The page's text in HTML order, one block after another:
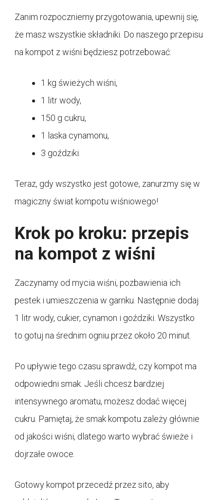
Zanim rozpoczniemy przygotowania, upewnij się,
że masz wszystkie składniki. Do naszego przepisu
na kompot z wiśni będziesz potrzebować:
1 kg świeżych wiśni,
1 litr wody,
150 g cukru,
1 laska cynamonu,
3 goździki.
Teraz, gdy wszystko jest gotowe, zanurzmy się w
magiczny świat kompotu wiśniowego!
Krok po kroku: przepis
na kompot z wiśni
Zaczynamy od mycia wiśni, pozbawienia ich
pestek i umieszczenia w garnku. Następnie dodaj
1 litr wody, cukier, cynamon i goździki. Wszystko
to gotuj na średnim ogniu przez około 20 minut.
Po upływie tego czasu sprawdź, czy kompot ma
odpowiedni smak. Jeśli chcesz bardziej
intensywnego aromatu, możesz dodać więcej
cukru. Pamiętaj, że smak kompotu zależy głównie
od jakości wiśni, dlatego warto wybrać świeże i
dojrzałe owoce.
Gotowy kompot przecedź przez sito, aby